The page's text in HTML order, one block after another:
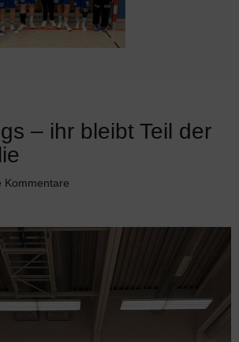
– ihr bleibt Teil der
Kommentare